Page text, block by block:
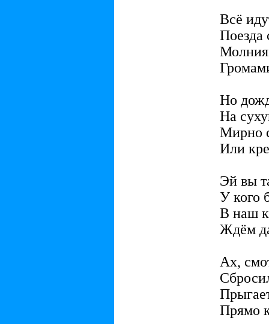
Всё
Поезда
Но
На
Мирно
Или
Эй вы
У кого
В наш
Ждём
Ах,
Прямо